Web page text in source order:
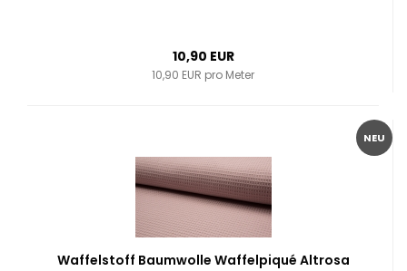
10,90 EUR
10,90 EUR pro Meter
NEU
Waffelstoff Baumwolle Waffelpiqué Altrosa